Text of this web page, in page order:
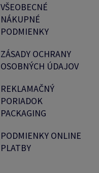
VŠEOBECNÉ
NÁKUPNÉ
PODMIENKY
ZÁSADY OCHRANY
OSOBNÝCH ÚDAJOV
REKLAMAČNÝ
PORIADOK
PACKAGING
PODMIENKY ONLINE
PLATBY